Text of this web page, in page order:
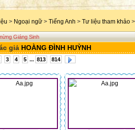
> Ngoại ngữ > Tiếng Anh > Tư liệu tham khảo >
Giáng Sinh
giả HOÀNG ĐÌNH HUỲNH
3 4 5 ... 813 814